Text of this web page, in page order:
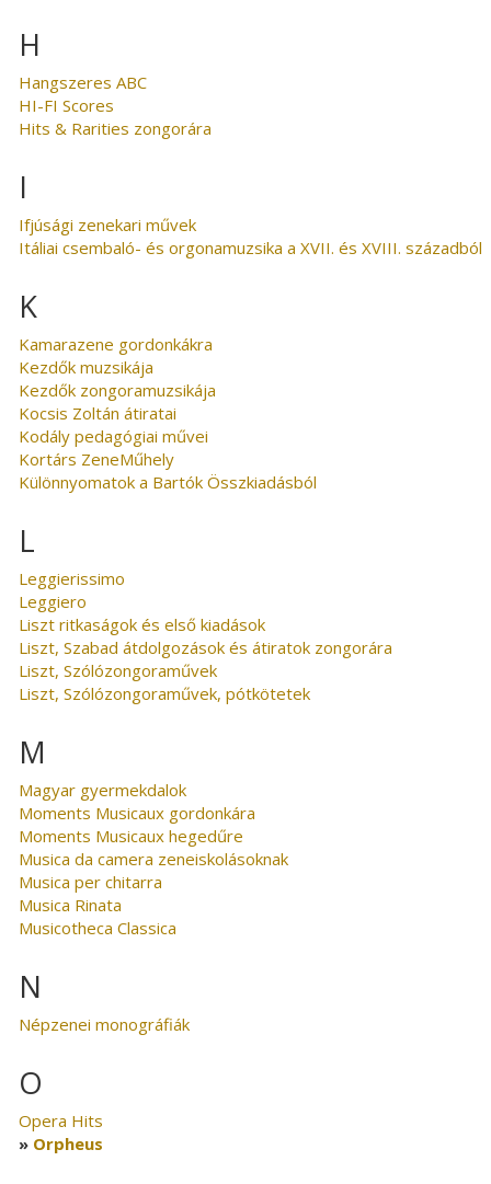
H
Hangszeres ABC
HI-FI Scores
Hits & Rarities zongorára
I
Ifjúsági zenekari művek
Itáliai csembaló- és orgonamuzsika a XVII. és XVIII. századból
K
Kamarazene gordonkákra
Kezdők muzsikája
Kezdők zongoramuzsikája
Kocsis Zoltán átiratai
Kodály pedagógiai művei
Kortárs ZeneMűhely
Különnyomatok a Bartók Összkiadásból
L
Leggierissimo
Leggiero
Liszt ritkaságok és első kiadások
Liszt, Szabad átdolgozások és átiratok zongorára
Liszt, Szólózongoraművek
Liszt, Szólózongoraművek, pótkötetek
M
Magyar gyermekdalok
Moments Musicaux gordonkára
Moments Musicaux hegedűre
Musica da camera zeneiskolásoknak
Musica per chitarra
Musica Rinata
Musicotheca Classica
N
Népzenei monográfiák
O
Opera Hits
Orpheus